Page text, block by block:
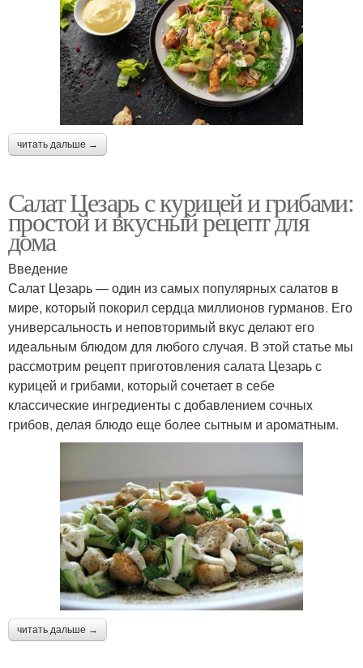
читать дальше →
Салат Цезарь с курицей и грибами:
простой и вкусный рецепт для
дома
Введение
Салат Цезарь — один из самых популярных салатов в
мире, который покорил сердца миллионов гурманов. Его
универсальность и неповторимый вкус делают его
идеальным блюдом для любого случая. В этой статье мы
рассмотрим рецепт приготовления салата Цезарь с
курицей и грибами, который сочетает в себе
классические ингредиенты с добавлением сочных
грибов, делая блюдо еще более сытным и ароматным.
читать дальше →